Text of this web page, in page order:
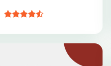
hạng4.45